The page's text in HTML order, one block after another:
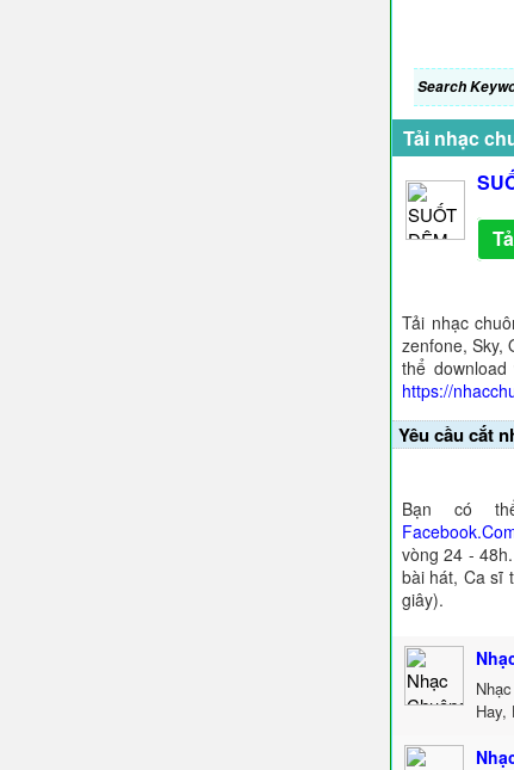
Search
Tải nhạc
Tải nhạc
zenfone, Sky,
thể
https://
Yêu cầu cắt
Bạn có
vòng 24 -
bài hát, Ca sĩ
giây).